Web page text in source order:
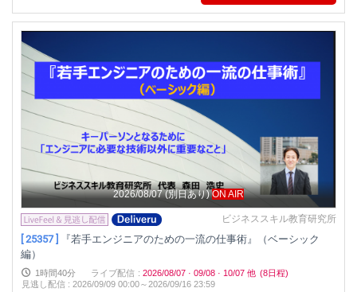
2026/08/07 (別日あり) ON AIR
ビジネススキル教育研究所
[ 25357 ]
『若手エンジニアのための一流の仕事術』（ベーシック
編）
1時間40分 ライブ配信 : 2026/08/07 · 09/08 · 10/07 他 (8日程)
見逃し配信 :2026/09/09 00:00～2026/09/16 23:59